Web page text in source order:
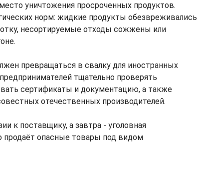
уничтожения просроченных продуктов.
норм: жидкие продукты обезвреживались
несортируемые отходы сожжены или
превращаться в свалку для иностранных
тщательно проверять
сертификаты и документацию, а также
отечественных производителей.
к поставщику, а завтра - уголовная
продаёт опасные товары под видом